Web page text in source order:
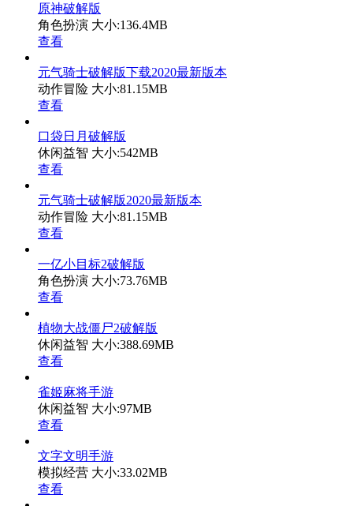
原神破解版
角色扮演 大小:136.4MB
查看
元气骑士破解版下载2020最新版本
动作冒险 大小:81.15MB
查看
口袋日月破解版
休闲益智 大小:542MB
查看
元气骑士破解版2020最新版本
动作冒险 大小:81.15MB
查看
一亿小目标2破解版
角色扮演 大小:73.76MB
查看
植物大战僵尸2破解版
休闲益智 大小:388.69MB
查看
雀姬麻将手游
休闲益智 大小:97MB
查看
文字文明手游
模拟经营 大小:33.02MB
查看